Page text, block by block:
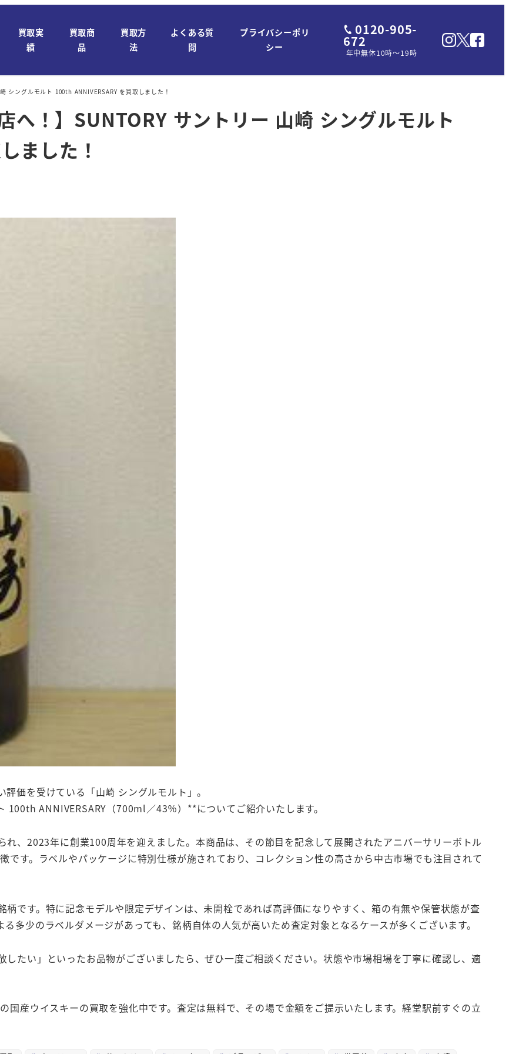
買取実
績
買取商
品
買取方
法
よくある質
問
プライバシーポリ
シー
0120-905-
672
年中無休10時～19時
シングルモルト 100th ANNIVERSARY を買取しました！
へ！】SUNTORY サントリー 山崎 シングルモルト
ました！
価を受けている「山崎 シングルモルト」。
ANNIVERSARY（700ml／43％）**についてご紹介いたします。
、2023年に創業100周年を迎えました。本商品は、その節目を記念して展開されたアニバーサリーボトル
です。ラベルやパッケージに特別仕様が施されており、コレクション性の高さから中古市場でも注目されて
です。特に記念モデルや限定デザインは、未開栓であれば高評価になりやすく、箱の有無や保管状態が査
多少のラベルダメージがあっても、銘柄自体の人気が高いため査定対象となるケースが多くございます。
したい」といったお品物がございましたら、ぜひ一度ご相談ください。状態や市場相場を丁寧に確認し、適
国産ウイスキーの買取を強化中です。査定は無料で、その場で金額をご提示いたします。経堂駅前すぐの立